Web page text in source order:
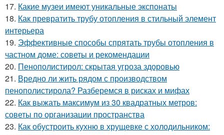
17. Какие музеи имеют уникальные экспонаты
18. Как превратить трубу отопления в стильный элемент
интерьера
19. Эффективные способы спрятать трубы отопления в
частном доме: советы и рекомендации
20. Пенополистирол: скрытая угроза здоровью
21. Вредно ли жить рядом с производством
пенополистирола? Разберемся в рисках и мифах
22. Как выжать максимум из 30 квадратных метров:
советы по организации пространства
23. Как обустроить кухню в хрущевке с холодильником: